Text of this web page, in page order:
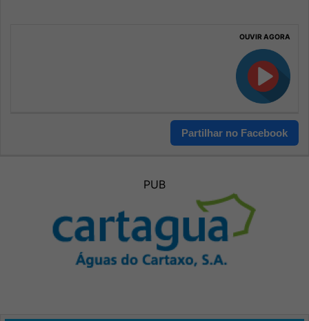
OUVIR AGORA
Partilhar no Facebook
PUB